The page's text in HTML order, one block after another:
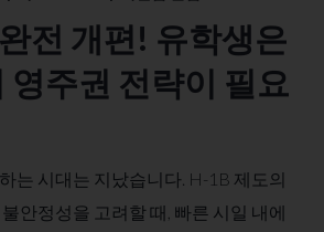
전 개편! 유학생은
영주권 전략이 필요
는 시대는 지났습니다. H-1B 제도의
안정성을 고려할 때, 빠른 시일 내에